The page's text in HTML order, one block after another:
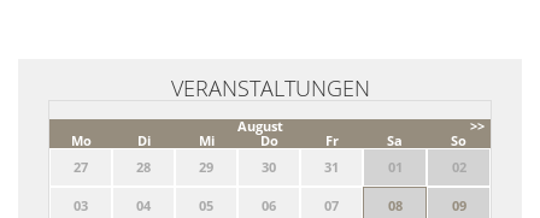
VERANSTALTUNGEN
>>
August
Mo
Di Mi Do Fr Sa
So
27
28 29 30 31 01 02
03 04 05 06 07 08 09